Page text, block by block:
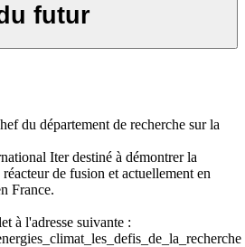
futur
du département de recherche sur la
Iter destiné à démontrer la
de fusion et actuellement en
France.
à l'adresse suivante :